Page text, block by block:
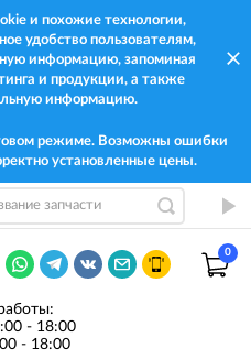
и похожие технологии,
удобство пользователям,
информацию, запоминая
и продукции, а также
информацию.
режиме. Возможны ошибки
установленные цены.
0
- 18:00
- 18:00